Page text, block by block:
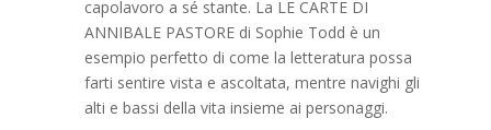
capolavoro a sé stante. La LE CARTE DI
ANNIBALE PASTORE di Sophie Todd è un
esempio perfetto di come la letteratura possa
farti sentire vista e ascoltata, mentre navighi gli
alti e bassi della vita insieme ai personaggi.